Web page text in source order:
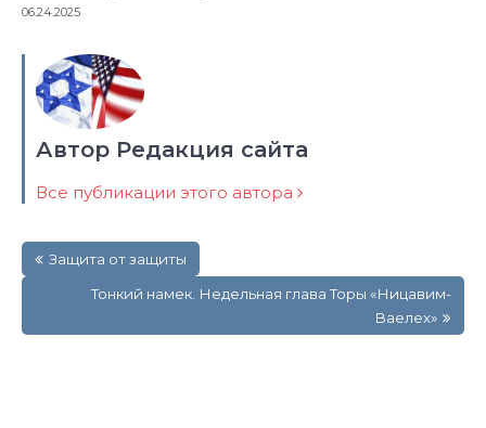
06.24.2025
Автор Редакция сайта
Все публикации этого автора
по
записям
Защита от защиты
Тонкий намек. Недельная глава Торы «Ницавим-
Ваелех»